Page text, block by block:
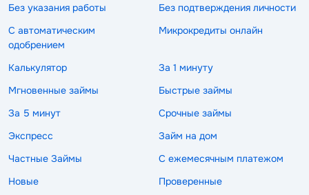
Без указания работы
Без подтверждения личности
С автоматическим
одобрением
Микрокредиты онлайн
Калькулятор
За 1 минуту
Мгновенные займы
Быстрые займы
За 5 минут
Срочные займы
Экспресс
Займ на дом
Частные Займы
С ежемесячным платежом
Новые
Проверенные